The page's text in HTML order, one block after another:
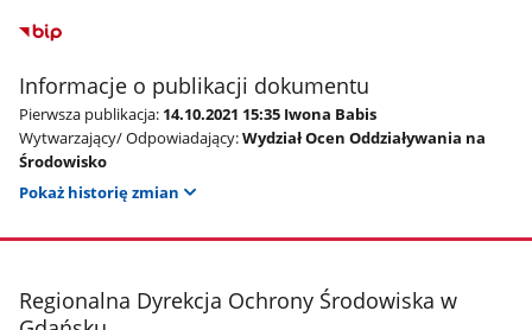
Informacje o publikacji dokumentu
Pierwsza publikacja: 14.10.2021 15:35 Iwona Babis
Wytwarzający/ Odpowiadający:Wydział Ocen Oddziaływania na
Środowisko
Pokaż historię zmian
stopka
Regionalna Dyrekcja Ochrony Środowiska w